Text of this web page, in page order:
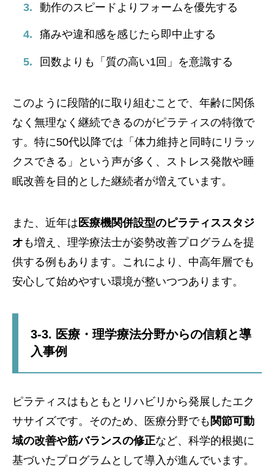
動作のスピードよりフォームを優先する
痛みや違和感を感じたら即中止する
回数よりも「質の高い1回」を意識する
このように段階的に取り組むことで、年齢に関係
なく無理なく継続できるのがピラティスの特徴で
す。特に50代以降では「体力維持と同時にリラッ
クスできる」という声が多く、ストレス発散や睡
眠改善を目的とした継続者が増えています。
また、近年は 医療機関併設型のピラティススタジ
オ も増え、理学療法士が姿勢改善プログラムを提
供する例もあります。これにより、中高年層でも
安心して始めやすい環境が整いつつあります。
3-3. 医療・理学療法分野からの信頼と導
入事例
ピラティスはもともとリハビリから発展したエク
ササイズです。そのため、医療分野でも 関節可動
域の改善や筋バランスの修正など、科学的根拠に
基づいたプログラムとして導入が進んでいます。